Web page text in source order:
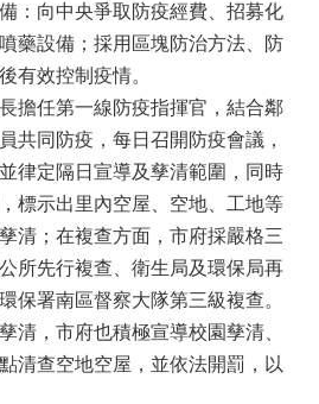
：向中央爭取防疫經費、招募化
藥設備；採用區塊防治方法、防
有效控制疫情。
擔任第一線防疫指揮官，結合鄰
共同防疫，每日召開防疫會議，
律定隔日宣導及孳清範圍，同時
標示出里內空屋、空地、工地等
清；在複查方面，市府採嚴格三
所先行複查、衛生局及環保局再
保署南區督察大隊第三級複查。
清，市府也積極宣導校園孳清、
清查空地空屋，並依法開罰，以